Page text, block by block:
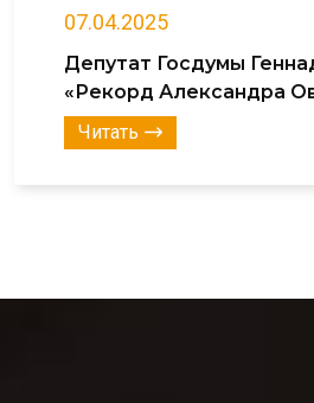
07.04.2025
Депутат Госдумы
«Рекорд Александра
Читать